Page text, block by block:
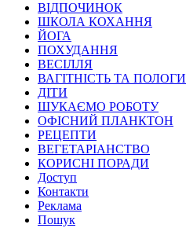
ВІДПОЧИНОК
ШКОЛА КОХАННЯ
ЙОГА
ПОХУДАННЯ
ВЕСІЛЛЯ
ВАГІТНІСТЬ ТА ПОЛОГИ
ДІТИ
ШУКАЄМО РОБОТУ
ОФІСНИЙ ПЛАНКТОН
РЕЦЕПТИ
ВЕГЕТАРІАНСТВО
КОРИСНІ ПОРАДИ
Доступ
Контакти
Реклама
Пошук